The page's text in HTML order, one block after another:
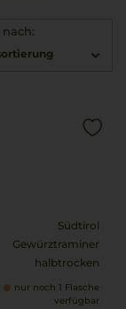
Südtirol
Gewürztraminer
halbtrocken
nur noch 1 Flasche
verfügbar